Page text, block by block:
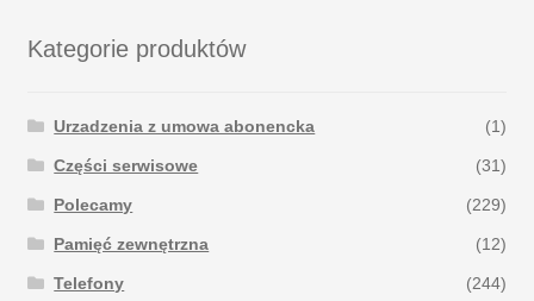
Kategorie produktów
Urzadzenia z umowa abonencka (1)
Części serwisowe (31)
Polecamy (229)
Pamięć zewnętrzna (12)
Telefony (244)